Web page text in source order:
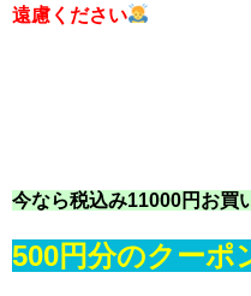
遠慮ください
今なら税込み11000円お買
500円分のクーポ